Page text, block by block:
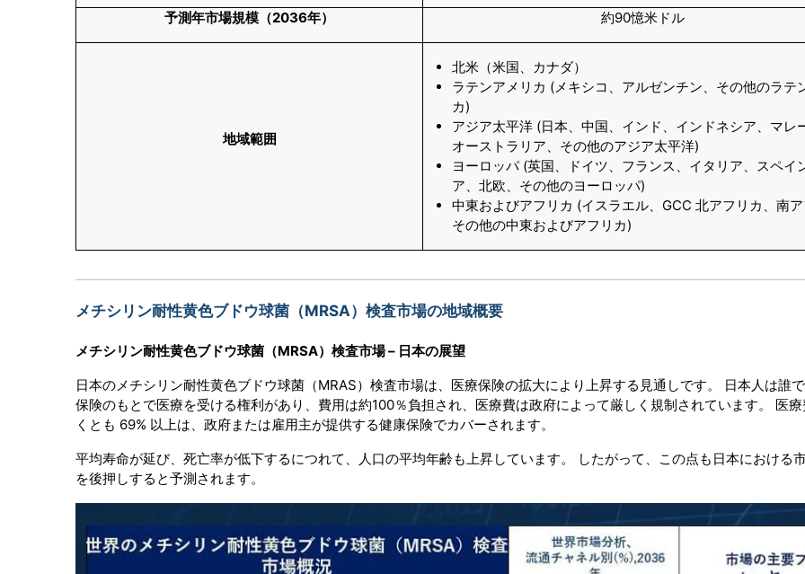
予測年市場規模（2036年） 約90憶米ドル
地域範囲
北米（米国、カナダ）
ラテンアメリカ (メキシコ、アルゼンチン、その他のラテ
カ)
アジア太平洋 (日本、中国、インド、インドネシア、マレ
オーストラリア、その他のアジア太平洋)
ヨーロッパ (英国、ドイツ、フランス、イタリア、スペイ
ア、北欧、その他のヨーロッパ)
中東およびアフリカ (イスラエル、GCC 北アフリカ、南ア
その他の中東およびアフリカ)
メチシリン耐性黄色ブドウ球菌（MRSA）検査市場の地域概要
メチシリン耐性黄色ブドウ球菌（MRSA）検査市場 – 日本の展望
日本のメチシリン耐性黄色ブドウ球菌（MRAS）検査市場は、医療保険の拡大により上昇する見通しです。 日本人は誰
保険のもとで医療を受ける権利があり、費用は約100％負担され、医療費は政府によって厳しく規制されています。 医
くとも 69% 以上は、政府または雇用主が提供する健康保険でカバーされます。
平均寿命が延び、死亡率が低下するにつれて、人口の平均年齢も上昇しています。 したがって、この点も日本における
を後押しすると予測されます。